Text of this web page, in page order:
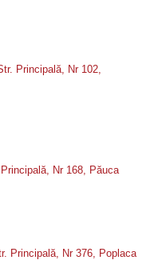
Principală, Nr 102,
Nr 168, Păuca
Principală, Nr 376, Poplaca